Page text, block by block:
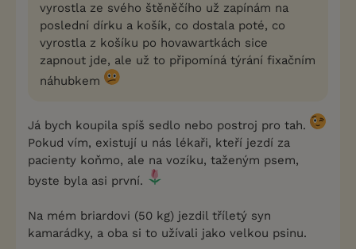
vyrostla ze svého štěněčího už zapínám na
poslední dírku a košík, co dostala poté, co
vyrostla z košíku po hovawartkách sice
zapnout jde, ale už to připomíná týrání fixačním
náhubkem
Já bych koupila spíš sedlo nebo postroj pro tah.
Pokud vím, existují u nás lékaři, kteří jezdí za
pacienty koňmo, ale na vozíku, taženým psem,
byste byla asi první.
Na mém briardovi (50 kg) jezdil tříletý syn
kamarádky, a oba si to užívali jako velkou psinu.